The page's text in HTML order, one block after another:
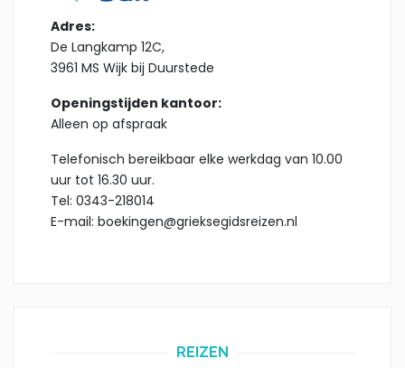
Adres:
De Langkamp 12C,
3961 MS Wijk bij Duurstede
Openingstijden kantoor:
Alleen op afspraak
Telefonisch bereikbaar elke werkdag van 10.00
uur tot 16.30 uur.
Tel: 0343-218014
E-mail: boekingen@grieksegidsreizen.nl
REIZEN